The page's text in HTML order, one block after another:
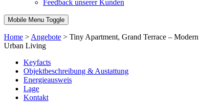
Feedback unserer Kunden
Mobile Menu Toggle
Home > Angebote > Tiny Apartment, Grand Terrace – Modern
Urban Living
Keyfacts
Objektbeschreibung & Austattung
Energieausweis
Lage
Kontakt